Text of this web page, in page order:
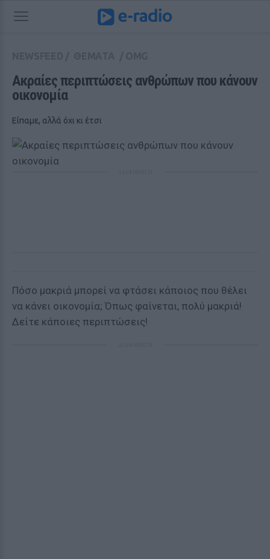
Aκραίες περιπτώσεις ανθρώπων που κάνουν
οικονομία
Είπαμε, αλλά όχι κι έτσι
Πόσο μακριά μπορεί να φτάσει κάποιος που θέλει
να κάνει οικονομία; Όπως φαίνεται, πολύ μακριά!
Δείτε κάποιες περιπτώσεις!